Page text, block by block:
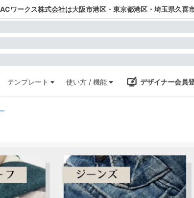
ACワークス株式会社は大阪市港区・東京都港区・埼玉県久喜
テンプレート 使い方 / 機能 デザイナー会員